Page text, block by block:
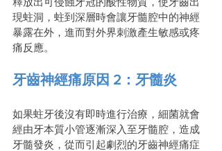
現蛀洞，蛀到深層時會讓牙髓腔中的神經
暴露在外，進而對外界刺激產生敏感或疼
痛反應。
牙齒神經痛原因 2：牙髓炎
如果蛀牙後沒有即時進行治療，細菌就會
經由牙本質小管逐漸深入至牙髓腔，造成
牙髓發炎，從而引起劇烈的牙齒神經痛症